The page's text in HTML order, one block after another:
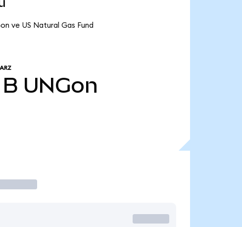
ve US Natural Gas Fund
UNGon